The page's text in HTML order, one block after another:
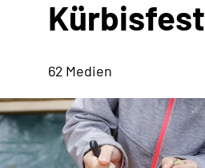
Kürbisfest
62 Medien